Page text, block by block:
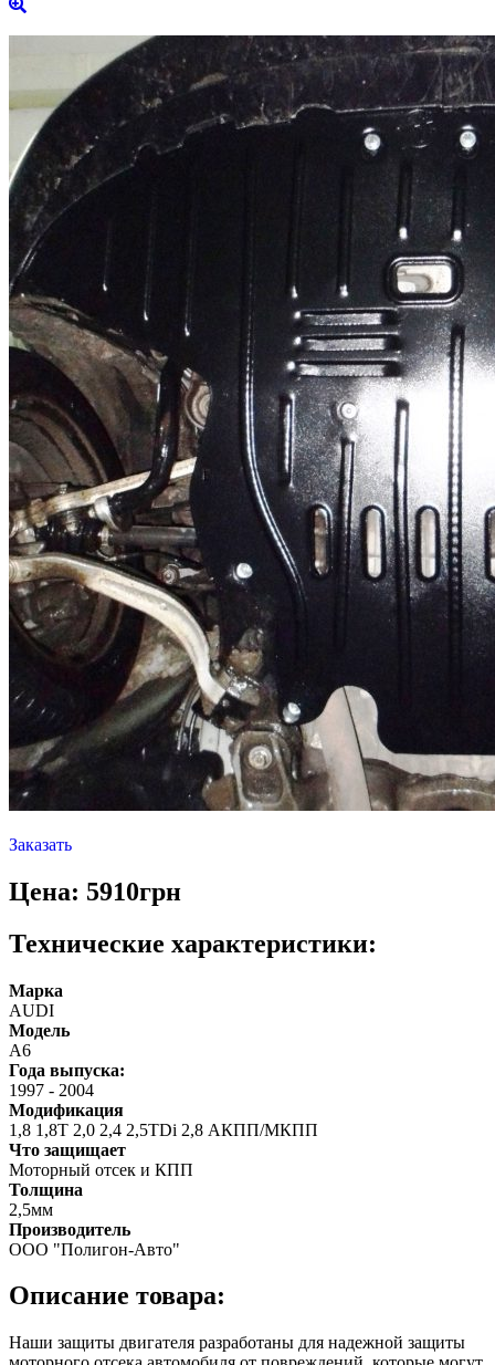
Заказать
Цена: 5910грн
Технические характеристики:
Марка
AUDI
Модель
A6
Года выпуска:
1997 - 2004
Модификация
1,8 1,8Т 2,0 2,4 2,5TDi 2,8 АКПП/МКПП
Что защищает
Моторный отсек и КПП
Толщина
2,5мм
Производитель
ООО "Полигон-Авто"
Описание товара:
Наши защиты двигателя разработаны для надежной защиты